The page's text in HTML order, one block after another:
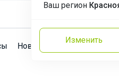
Ваш регион
Изменить
Новости Команда